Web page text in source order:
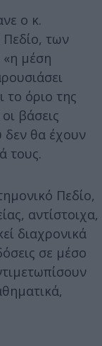
ο κ.
Πεδίο, των
«η μέση
το όριο της
βάσεις
δεν θα έχουν
τους.
Πεδίο,
αντίστοιχα,
διαχρονικά
σε μέσο